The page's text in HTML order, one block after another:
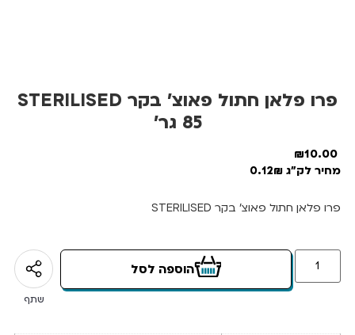
פרו פלאן חתול פאוצ’ בקר STERILISED
85 גר’
10.00
₪
מחיר לק"ג 0.12₪
פרו פלאן חתול פאוצ’ בקר STERILISED
הוספה לסל
שתף